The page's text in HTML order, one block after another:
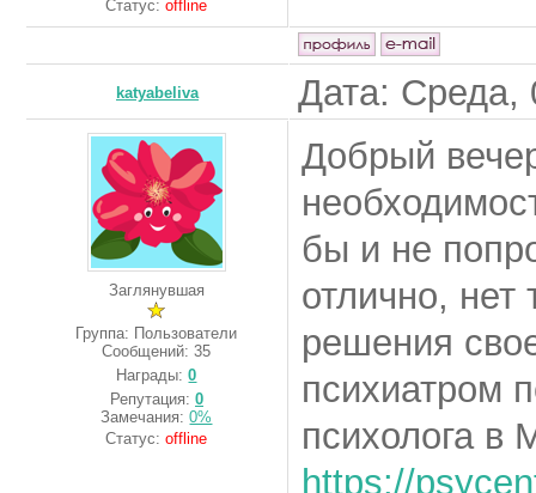
Статус:offline
katyabeliva Дата:
Заглянувшая
Группа: Пользователи
Сообщений:35
Награды:0
Репутация: 0
Замечания:0%
Статус:offline
Добрый
бы и не
отлично, нет
решения
психиатром
психолога в
https://